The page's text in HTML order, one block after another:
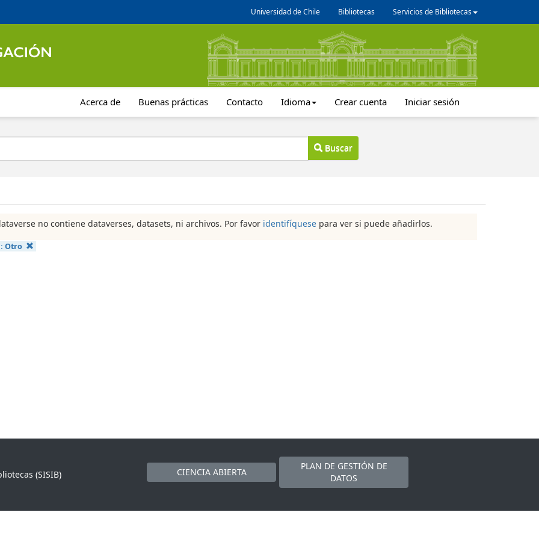
Universidad de Chile Bibliotecas Servicios de Bibliotecas
Acerca de Buenas prácticas Contacto Idioma Crear cuenta Iniciar sesión
Buscar
no contiene dataverses, datasets, ni archivos. Por favor identifíquese para ver si puede añadirlos.
Otro
(SISIB)
CIENCIA ABIERTA
PLAN DE GESTIÓN DE
DATOS